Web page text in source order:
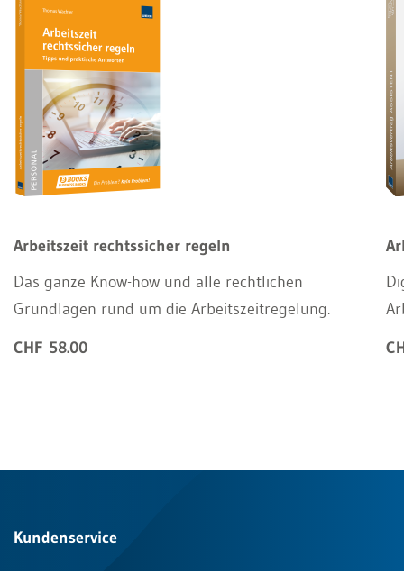
Arbeitszeit rechtssicher regeln
Das ganze Know-how und alle rechtlichen
Grundlagen rund um die Arbeitszeitregelung.
CHF 58.00
Kundenservice